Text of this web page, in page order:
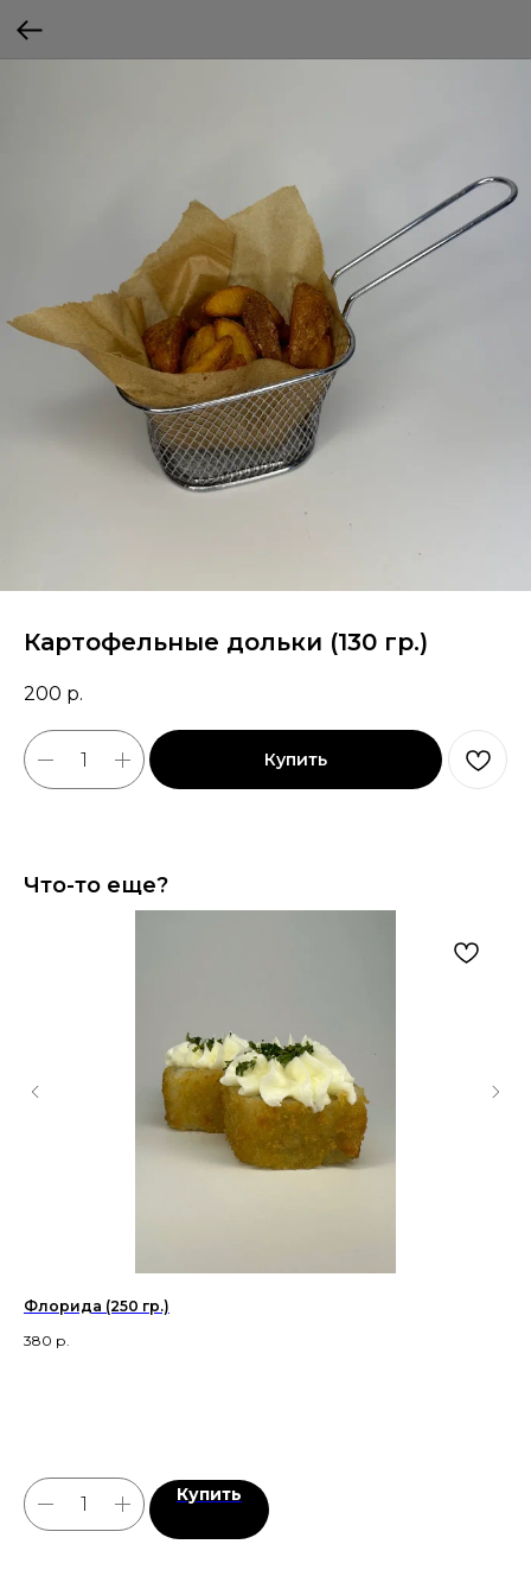
Картофельные дольки (130 гр.)
200 р.
Купить
Что-то еще?
Флорида (250 гр.)
380 р.
Купить